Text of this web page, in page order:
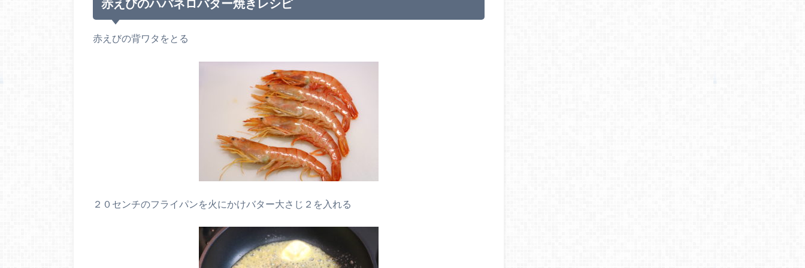
赤えびのハバネロバター焼きレシピ
赤えびの背ワタをとる
２０センチのフライパンを火にかけバター大さじ２を入れる